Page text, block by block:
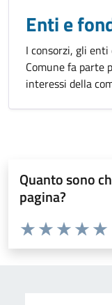
Enti e
I consorzi, gli
Comune fa parte
interessi della
Quanto sono
pagina?
Valuta da 1 a 5 stelle la
Valuta
Valuta 3
Valuta 2 stelle
Valuta 1 stelle su 5